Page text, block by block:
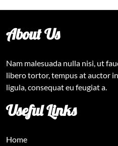
About Us
Nam malesuada nulla nisi, ut
libero tortor, tempus at auctor
ligula, consequat eu feugiat a.
Useful Links
Home